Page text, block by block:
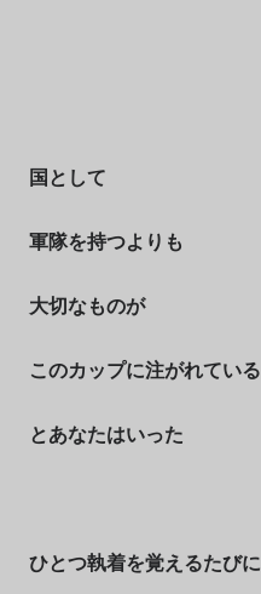
国として
軍隊を持つよりも
大切なものが
このカップに注がれている
とあなたはいった
ひとつ執着を覚えるたびに